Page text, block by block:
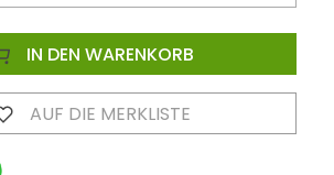
IN DEN WARENKORB
AUF DIE MERKLISTE